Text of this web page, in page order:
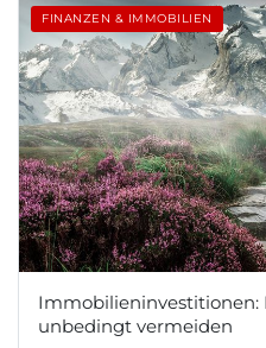
FINANZEN & IMMOBILIEN
Immobilieninvestitionen:
unbedingt vermeiden